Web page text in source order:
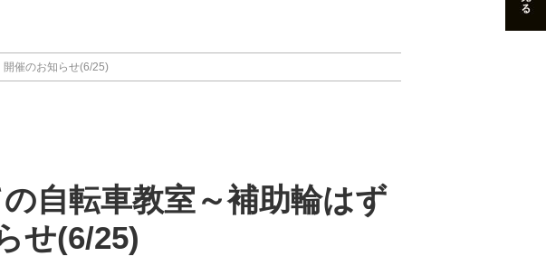
開催のお知らせ(6/25)
自転車教室～補助輪はず
せ(6/25)